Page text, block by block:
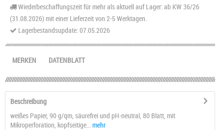
Wiederbeschaffungszeit für mehr als aktuell auf Lager: ab KW 36/26
(31.08.2026) mit einer Lieferzeit von 2-5 Werktagen.
Lagerbestandsupdate: 07.05.2026
DATENBLATT
MERKEN
Beschreibung
weißes Papier, 90 g/qm, säurefrei und pH-neutral, 80 Blatt, mit
Mikroperforation, kopfseitige...
mehr